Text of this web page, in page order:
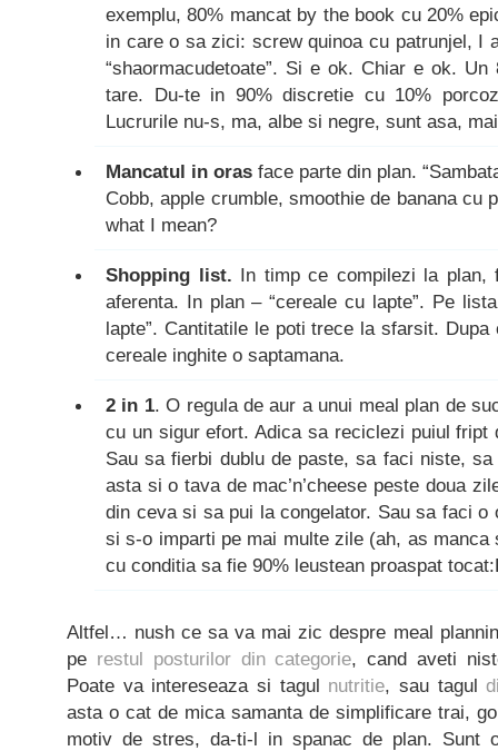
exemplu, 80% mancat by the book cu 20%
in care o sa zici: screw quinoa cu patrunjel, I
“shaormacudetoate”. Si e ok. Chiar e ok.
tare. Du-te in 90% discretie cu 10%
Lucrurile nu-s, ma, albe si negre, sunt asa,
Mancatul in oras face parte din plan.
Cobb, apple crumble, smoothie de banana cu
what I mean?
Shopping list. In timp ce compilezi la plan,
aferenta. In plan – “cereale cu lapte”. Pe
lapte”. Cantitatile le poti trece la sfarsit.
cereale inghite o saptamana.
2 in 1. O regula de aur a unui meal plan de
cu un sigur efort. Adica sa reciclezi puiul fript
Sau sa fierbi dublu de paste, sa faci niste,
asta si o tava de mac’n’cheese peste doua
din ceva si sa pui la congelator. Sau sa faci o
si s-o imparti pe mai multe zile (ah, as
cu conditia sa fie 90% leustean proaspat
Altfel… nush ce sa va mai zic despre meal
pe restul posturilor din categorie, cand aveti
Poate va intereseaza si tagul nutritie, sau tagul
asta o cat de mica samanta de simplificare trai,
motiv de stres, da-ti-l in spanac de plan. Sunt